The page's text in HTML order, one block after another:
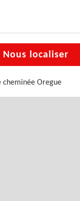
Nous localiser
cheminée Oregue